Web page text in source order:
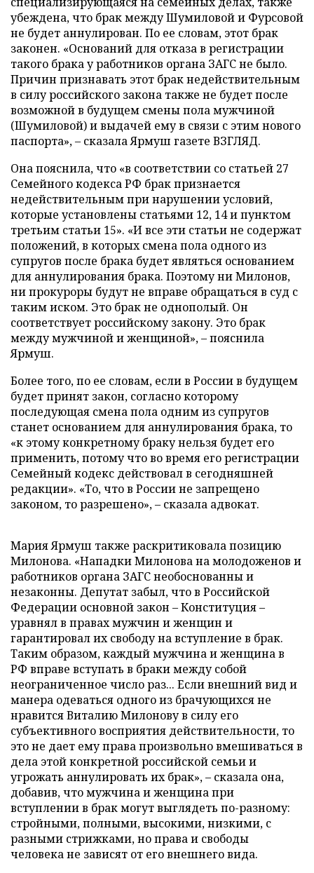
убеждена, что брак между Шумиловой и Фурсовой
не будет аннулирован. По ее словам, этот брак
законен. «Оснований для отказа в регистрации
такого брака у работников органа ЗАГС не было.
Причин признавать этот брак недействительным
в силу российского закона также не будет после
возможной в будущем смены пола мужчиной
(Шумиловой) и выдачей ему в связи с этим нового
паспорта», – сказала Ярмуш газете ВЗГЛЯД.
Она пояснила, что «в соответствии со статьей 27
Семейного кодекса РФ брак признается
недействительным при нарушении условий,
которые установлены статьями 12, 14 и пунктом
третьим статьи 15». «И все эти статьи не содержат
положений, в которых смена пола одного из
супругов после брака будет являться основанием
для аннулирования брака. Поэтому ни Милонов,
ни прокуроры будут не вправе обращаться в суд с
таким иском. Это брак не однополый. Он
соответствует российскому закону. Это брак
между мужчиной и женщиной», – пояснила
Ярмуш.
Более того, по ее словам, если в России в будущем
будет принят закон, согласно которому
последующая смена пола одним из супругов
станет основанием для аннулирования брака, то
«к этому конкретному браку нельзя будет его
применить, потому что во время его регистрации
Семейный кодекс действовал в сегодняшней
редакции». «То, что в России не запрещено
законом, то разрешено», – сказала адвокат.
Мария Ярмуш также раскритиковала позицию
Милонова. «Нападки Милонова на молодоженов и
работников органа ЗАГС необоснованны и
незаконны. Депутат забыл, что в Российской
Федерации основной закон – Конституция –
уравнял в правах мужчин и женщин и
гарантировал их свободу на вступление в брак.
Таким образом, каждый мужчина и женщина в
РФ вправе вступать в браки между собой
неограниченное число раз... Если внешний вид и
манера одеваться одного из брачующихся не
нравится Виталию Милонову в силу его
субъективного восприятия действительности, то
это не дает ему права произвольно вмешиваться в
дела этой конкретной российской семьи и
угрожать аннулировать их брак», – сказала она,
добавив, что мужчина и женщина при
вступлении в брак могут выглядеть по-разному:
стройными, полными, высокими, низкими, с
разными стрижками, но права и свободы
человека не зависят от его внешнего вида.